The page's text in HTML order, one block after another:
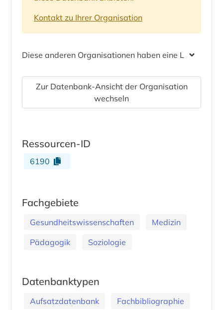
Kontakt zu Ihrer Organisation
Diese anderen Organisationen haben eine Lizenz
Zur Datenbank-Ansicht der Organisation
wechseln
Ressourcen-ID
6190
Fachgebiete
Gesundheitswissenschaften
Medizin
Pädagogik
Soziologie
Datenbanktypen
Aufsatzdatenbank Fachbibliographie